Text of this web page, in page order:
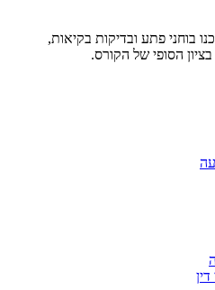
בוחני פתע ובדיקות בקיאות,
הסופי של הקורס.